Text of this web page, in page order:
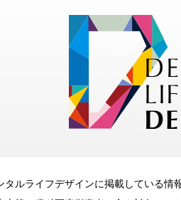
タルライフデザインに掲載している情